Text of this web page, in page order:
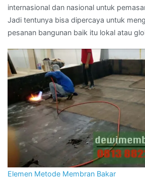
internasional dan nasional untuk
Jadi tentunya bisa dipercaya untuk
pesanan bangunan baik itu lokal atau
Elemen Metode Membran Bakar